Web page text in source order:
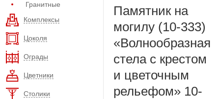
Гранитные
Комплексы
Цоколя
Ограды
Цветники
Столики
Памятник на
могилу (10-333)
«Волнообразная
стела с крестом
и цветочным
рельефом» 10-